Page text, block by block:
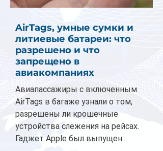
AirTags, умные сумки и
литиевые батареи: что
разрешено и что
запрещено в
авиакомпаниях
Авиапассажиры с включенным
AirTags в багаже узнали о том,
разрешены ли крошечные
устройства слежения на рейсах.
Гаджет Apple был выпущен...